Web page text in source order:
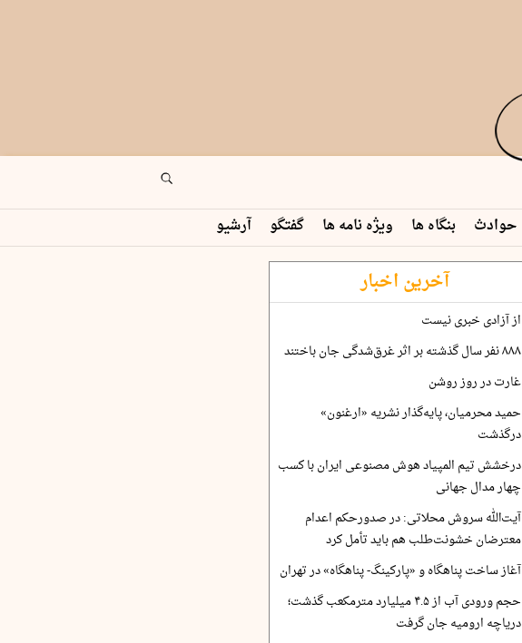
حوادث بنگاه ها ویژه نامه ها گفتگو آرشیو
آخرین اخبار
از آزادی خبری نیست
۸۸۸ نفر سال گذشته بر اثر غرق‌شدگی جان باختند
غارت در روز روشن
حمید محرمیان، پایه‌گذار نشریه «ارغنون»
درگذشت
درخشش تیم المپیاد هوش مصنوعی ایران با کسب
چهار مدال جهانی
آیت‌الله سروش محلاتی: در صدورحکم اعدام
معترضان خشونت‌طلب هم باید تأمل کرد
آغاز ساخت پناهگاه و «پارکینگ- پناهگاه» در تهران
حجم ورودی آب از ۴.۵ میلیارد مترمکعب گذشت؛
دریاچه ارومیه جان گرفت